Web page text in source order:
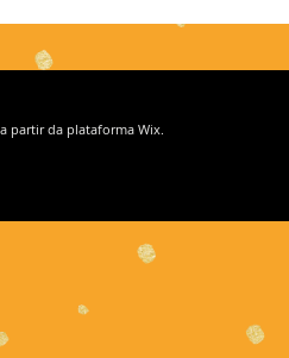
partir da plataforma Wix.